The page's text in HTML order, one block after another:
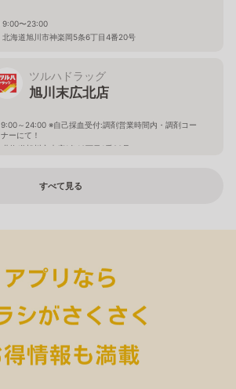
9:00〜23:00
北海道旭川市神楽岡5条6丁目4番20号
ツルハドラッグ
旭川末広北店
9:00～24:00 ※自己採血受付:調剤営業時間内・調剤コー
ナーにて！
北海道旭川市末広1条10丁目1番20号
すべて見る